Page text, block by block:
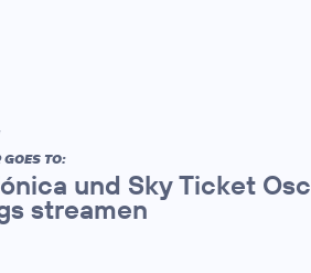
TO:
und Sky Ticket
streamen